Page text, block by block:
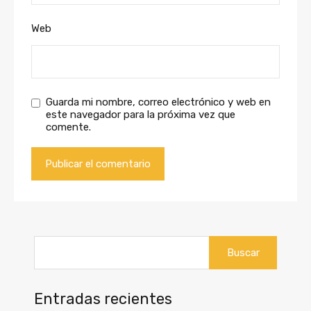
Web
Guarda mi nombre, correo electrónico y web en
este navegador para la próxima vez que
comente.
Entradas recientes